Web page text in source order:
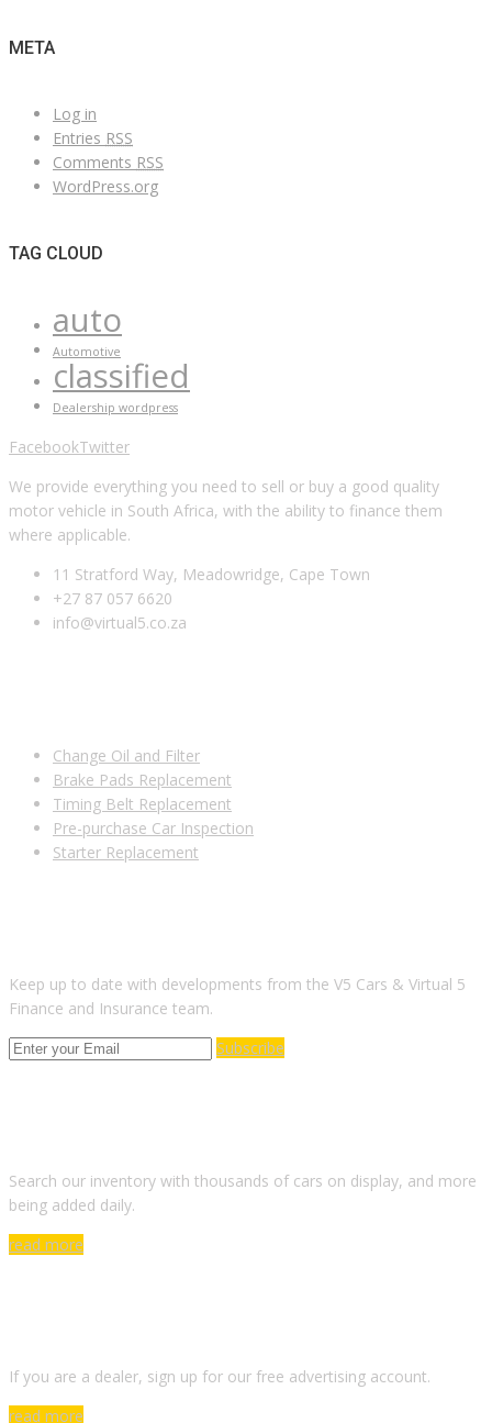
META
Log in
Entries RSS
Comments RSS
WordPress.org
TAG CLOUD
auto
Automotive
classified
Dealership wordpress
FacebookTwitter
We provide everything you need to sell or buy a good quality
motor vehicle in South Africa, with the ability to finance them
where applicable.
11 Stratford Way, Meadowridge, Cape Town
+27 87 057 6620
info@virtual5.co.za
Change Oil and Filter
Brake Pads Replacement
Timing Belt Replacement
Pre-purchase Car Inspection
Starter Replacement
Keep up to date with developments from the V5 Cars & Virtual 5
Finance and Insurance team.
Subscribe
Search our inventory with thousands of cars on display, and more
being added daily.
read more
If you are a dealer, sign up for our free advertising account.
read more